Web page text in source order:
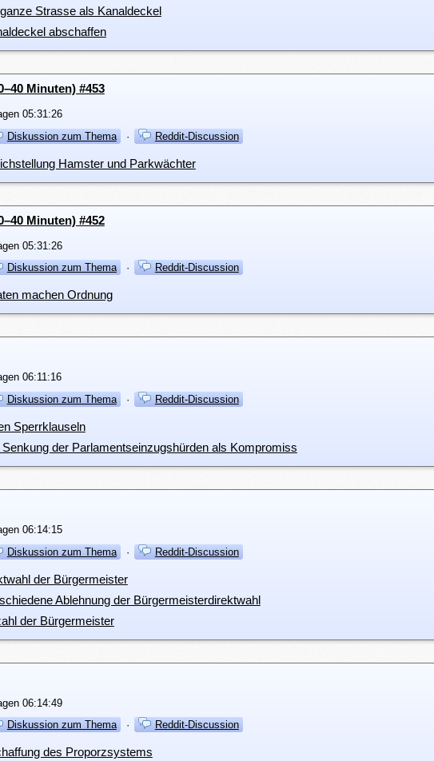
Strasse als Kanaldeckel
abschaffen
Minuten) #453
05:31:26
Diskussion zum Thema · Reddit-Discussion
Hamster und Parkwächter
Minuten) #452
05:31:26
Diskussion zum Thema · Reddit-Discussion
machen Ordnung
06:11:16
Diskussion zum Thema · Reddit-Discussion
Sperrklauseln
Senkung der Parlamentseinzugshürden als Kompromiss
06:14:15
Diskussion zum Thema · Reddit-Discussion
der Bürgermeister
Ablehnung der Bürgermeisterdirektwahl
der Bürgermeister
06:14:49
Diskussion zum Thema · Reddit-Discussion
des Proporzsystems